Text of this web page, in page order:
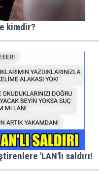
kimdir?
'LAN'lı saldırı!